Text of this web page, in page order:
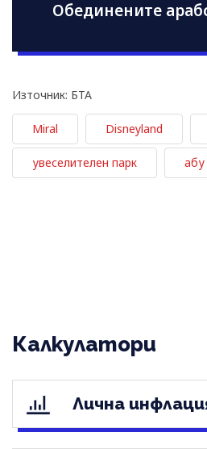
Обединените
Източник: БТА
Miral Disneyland
увеселителен парк
Калкулатори
Лична